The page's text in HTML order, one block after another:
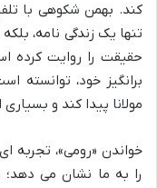
کند. بهمن شکوهی با
تنها یک زندگی نامه،
حقیقت را روایت کرده
برانگیز خود، توانسته
مولانا پیدا کند و
خواندن «رومی»، تجربه
را به ما نشان می دهد؛